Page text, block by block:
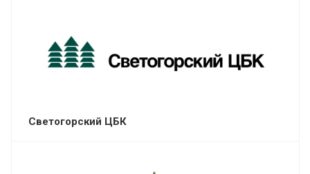
Светогорский ЦБК